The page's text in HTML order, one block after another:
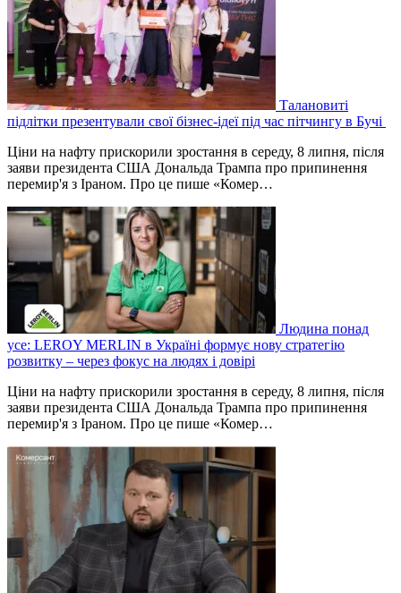
Талановиті
підлітки презентували свої бізнес-ідеї під час пітчингу в Бучі
Ціни на нафту прискорили зростання в середу, 8 липня, після
заяви президента США Дональда Трампа про припинення
перемир'я з Іраном. Про це пише «Комер…
Людина понад
усе: LEROY MERLIN в Україні формує нову стратегію
розвитку – через фокус на людях і довірі
Ціни на нафту прискорили зростання в середу, 8 липня, після
заяви президента США Дональда Трампа про припинення
перемир'я з Іраном. Про це пише «Комер…